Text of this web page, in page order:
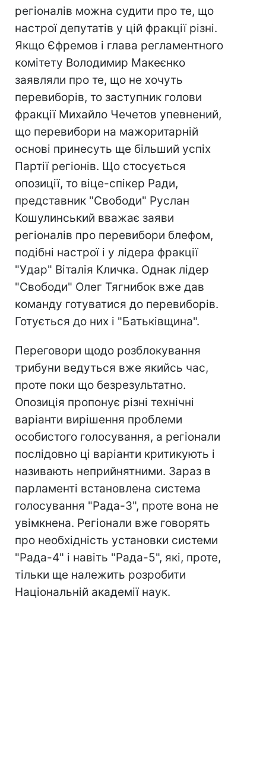
регіоналів можна судити про те, що
настрої депутатів у цій фракції різні.
Якщо Єфремов і глава регламентного
комітету Володимир Макеєнко
заявляли про те, що не хочуть
перевиборів, то заступник голови
фракції Михайло Чечетов упевнений,
що перевибори на мажоритарній
основі принесуть ще більший успіх
Партії регіонів. Що стосується
опозиції, то віце-спікер Ради,
представник "Свободи" Руслан
Кошулинський вважає заяви
регіоналів про перевибори блефом,
подібні настрої і у лідера фракції
"Удар" Віталія Кличка. Однак лідер
"Свободи" Олег Тягнибок вже дав
команду готуватися до перевиборів.
Готується до них і "Батьківщина".
Переговори щодо розблокування
трибуни ведуться вже якийсь час,
проте поки що безрезультатно.
Опозиція пропонує різні технічні
варіанти вирішення проблеми
особистого голосування, а регіонали
послідовно ці варіанти критикують і
називають неприйнятними. Зараз в
парламенті встановлена система
голосування "Рада-3", проте вона не
увімкнена. Регіонали вже говорять
про необхідність установки системи
"Рада-4" і навіть "Рада-5", які, проте,
тільки ще належить розробити
Національній академії наук.